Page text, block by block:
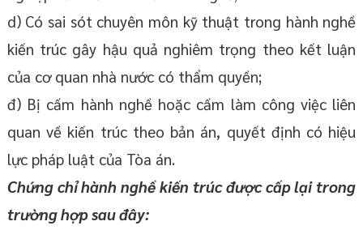
d) Có sai sót chuyên môn kỹ thuật trong hành nghề
kiến trúc gây hậu quả nghiêm trọng theo kết luận
của cơ quan nhà nước có thẩm quyền;
đ) Bị cấm hành nghề hoặc cấm làm công việc liên
quan về kiến trúc theo bản án, quyết định có hiệu
lực pháp luật của Tòa án.
Chứng chỉ hành nghề kiến trúc được cấp lại trong
trường hợp sau đây: